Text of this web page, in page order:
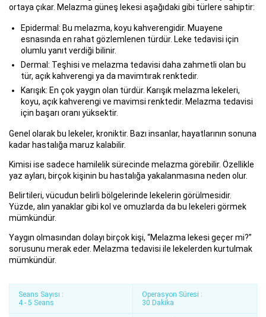
ortaya çıkar. Melazma güneş lekesi aşağıdaki gibi türlere sahiptir:
Epidermal: Bu melazma, koyu kahverengidir. Muayene
esnasında en rahat gözlemlenen türdür. Leke tedavisi için
olumlu yanıt verdiği bilinir.
Dermal: Teşhisi ve melazma tedavisi daha zahmetli olan bu
tür, açık kahverengi ya da mavimtırak renktedir.
Karışık: En çok yaygın olan türdür. Karışık melazma lekeleri,
koyu, açık kahverengi ve mavimsi renktedir. Melazma tedavisi
için başarı oranı yüksektir.
Genel olarak bu lekeler, kroniktir. Bazı insanlar, hayatlarının sonuna
kadar hastalığa maruz kalabilir.
Kimisi ise sadece hamilelik sürecinde melazma görebilir. Özellikle
yaz ayları, birçok kişinin bu hastalığa yakalanmasına neden olur.
Belirtileri, vücudun belirli bölgelerinde lekelerin görülmesidir.
Yüzde, alın yanaklar gibi kol ve omuzlarda da bu lekeleri görmek
mümkündür.
Yaygın olmasından dolayı birçok kişi, “Melazma lekesi geçer mi?”
sorusunu merak eder. Melazma tedavisi ile lekelerden kurtulmak
mümkündür.
Seans Sayısı :
4 - 5 Seans
Operasyon Süresi :
30 Dakika